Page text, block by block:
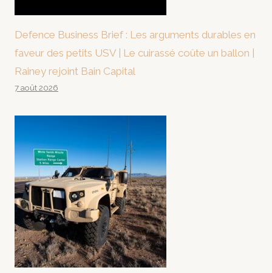
Defence Business Brief : Les arguments durables en
faveur des petits USV | Le cuirassé coûte un ballon |
Rainey rejoint Bain Capital
7 août 2026